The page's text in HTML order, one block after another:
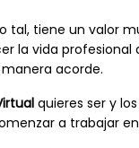
tal, tiene un valor
la vida profesional
acorde.
quieres ser y
a trabajar